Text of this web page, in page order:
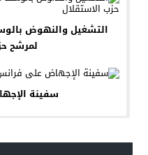
التشغيل والنهوض
لمرشح
سفينة